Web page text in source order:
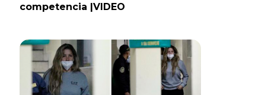
competencia |VIDEO